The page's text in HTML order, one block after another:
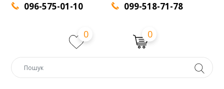
096-575-01-10
099-518-71-78
0 0